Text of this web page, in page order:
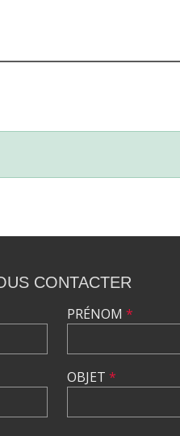
CONTACTER
PRÉNOM *
OBJET *